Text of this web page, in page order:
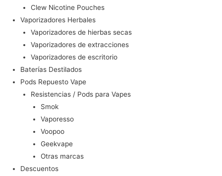
Clew Nicotine Pouches
Vaporizadores Herbales
Vaporizadores de hierbas secas
Vaporizadores de extracciones
Vaporizadores de escritorio
Baterías Destilados
Pods Repuesto Vape
Resistencias / Pods para Vapes
Smok
Vaporesso
Voopoo
Geekvape
Otras marcas
Descuentos